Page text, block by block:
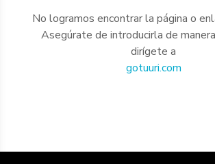
No logramos encontrar la página o
Asegúrate de introducirla de
dirígete a
gotuuri.com